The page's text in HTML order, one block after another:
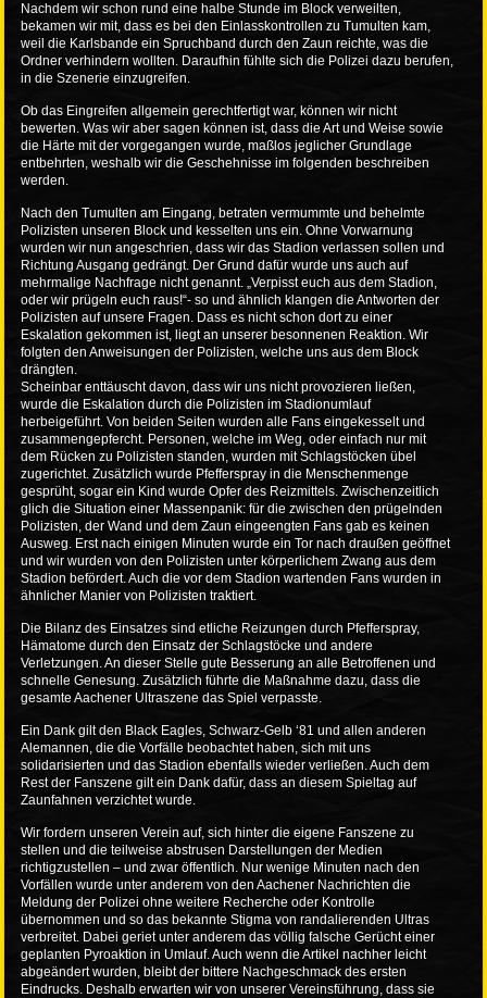
Nachdem wir schon rund eine halbe Stunde im Block verweilten,
bekamen wir mit, dass es bei den Einlasskontrollen zu Tumulten kam,
weil die Karlsbande ein Spruchband durch den Zaun reichte, was die
Ordner verhindern wollten. Daraufhin fühlte sich die Polizei dazu berufen,
in die Szenerie einzugreifen.
Ob das Eingreifen allgemein gerechtfertigt war, können wir nicht
bewerten. Was wir aber sagen können ist, dass die Art und Weise sowie
die Härte mit der vorgegangen wurde, maßlos jeglicher Grundlage
entbehrten, weshalb wir die Geschehnisse im folgenden beschreiben
werden.
Nach den Tumulten am Eingang, betraten vermummte und behelmte
Polizisten unseren Block und kesselten uns ein. Ohne Vorwarnung
wurden wir nun angeschrien, dass wir das Stadion verlassen sollen und
Richtung Ausgang gedrängt. Der Grund dafür wurde uns auch auf
mehrmalige Nachfrage nicht genannt. „Verpisst euch aus dem Stadion,
oder wir prügeln euch raus!“- so und ähnlich klangen die Antworten der
Polizisten auf unsere Fragen. Dass es nicht schon dort zu einer
Eskalation gekommen ist, liegt an unserer besonnenen Reaktion. Wir
folgten den Anweisungen der Polizisten, welche uns aus dem Block
drängten.
Scheinbar enttäuscht davon, dass wir uns nicht provozieren ließen,
wurde die Eskalation durch die Polizisten im Stadionumlauf
herbeigeführt. Von beiden Seiten wurden alle Fans eingekesselt und
zusammengepfercht. Personen, welche im Weg, oder einfach nur mit
dem Rücken zu Polizisten standen, wurden mit Schlagstöcken übel
zugerichtet. Zusätzlich wurde Pfefferspray in die Menschenmenge
gesprüht, sogar ein Kind wurde Opfer des Reizmittels. Zwischenzeitlich
glich die Situation einer Massenpanik: für die zwischen den prügelnden
Polizisten, der Wand und dem Zaun eingeengten Fans gab es keinen
Ausweg. Erst nach einigen Minuten wurde ein Tor nach draußen geöffnet
und wir wurden von den Polizisten unter körperlichem Zwang aus dem
Stadion befördert. Auch die vor dem Stadion wartenden Fans wurden in
ähnlicher Manier von Polizisten traktiert.
Die Bilanz des Einsatzes sind etliche Reizungen durch Pfefferspray,
Hämatome durch den Einsatz der Schlagstöcke und andere
Verletzungen. An dieser Stelle gute Besserung an alle Betroffenen und
schnelle Genesung. Zusätzlich führte die Maßnahme dazu, dass die
gesamte Aachener Ultraszene das Spiel verpasste.
Ein Dank gilt den Black Eagles, Schwarz-Gelb ‘81 und allen anderen
Alemannen, die die Vorfälle beobachtet haben, sich mit uns
solidarisierten und das Stadion ebenfalls wieder verließen. Auch dem
Rest der Fanszene gilt ein Dank dafür, dass an diesem Spieltag auf
Zaunfahnen verzichtet wurde.
Wir fordern unseren Verein auf, sich hinter die eigene Fanszene zu
stellen und die teilweise abstrusen Darstellungen der Medien
richtigzustellen – und zwar öffentlich. Nur wenige Minuten nach den
Vorfällen wurde unter anderem von den Aachener Nachrichten die
Meldung der Polizei ohne weitere Recherche oder Kontrolle
übernommen und so das bekannte Stigma von randalierenden Ultras
verbreitet. Dabei geriet unter anderem das völlig falsche Gerücht einer
geplanten Pyroaktion in Umlauf. Auch wenn die Artikel nachher leicht
abgeändert wurden, bleibt der bittere Nachgeschmack des ersten
Eindrucks. Deshalb erwarten wir von unserer Vereinsführung, dass sie